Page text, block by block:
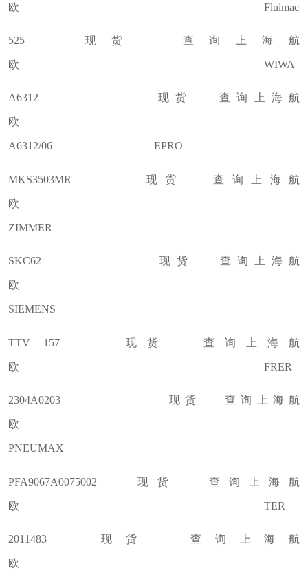
欧 Fluimac
525 现货 查询上海航
欧 WIWA
A6312 现货 查询上海航
欧
A6312/06 EPRO
MKS3503MR 现货 查询上海航
欧
ZIMMER
SKC62 现货 查询上海航
欧
SIEMENS
TTV 157 现货 查询上海航
欧 FRER
2304A0203 现货 查询上海航
欧
PNEUMAX
PFA9067A0075002 现货 查询上海航
欧 TER
2011483 现货 查询上海航
欧